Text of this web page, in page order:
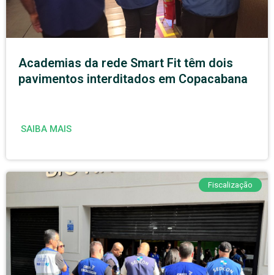
Academias da rede Smart Fit têm dois
pavimentos interditados em Copacabana
SAIBA MAIS
Fiscalização